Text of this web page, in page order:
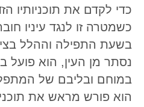
כדי לקדם את תוכניותיו
כשמטרה זו לנגד עיניו
בשעת התפילה וההלל
נסתר מן העין, הוא פועל
במוחם ובליבם של
הוא פורש מראש את